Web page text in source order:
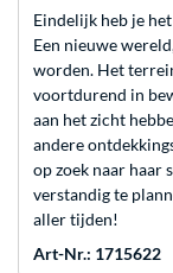
Eindelijk heb je
Een nieuwe
worden. Het
voortdurend in
aan het zicht
andere
op zoek naar haar
verstandig te
aller tijden!
Art-Nr.: 1715622